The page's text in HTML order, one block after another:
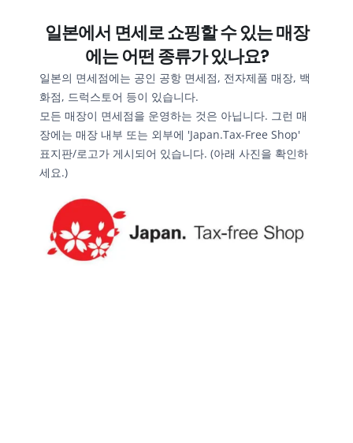
일본에서 면세로 쇼핑할 수 있는 매장
에는 어떤 종류가 있나요?
일본의 면세점에는 공인 공항 면세점, 전자제품 매장, 백
화점, 드럭스토어 등이 있습니다.
모든 매장이 면세점을 운영하는 것은 아닙니다. 그런 매
장에는 매장 내부 또는 외부에 'Japan.Tax-Free Shop'
표지판/로고가 게시되어 있습니다. (아래 사진을 확인하
세요.)